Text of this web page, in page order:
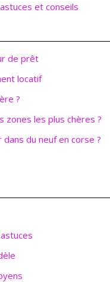
et conseils
de prêt
locatif
?
zones les plus chères ?
du neuf en corse ?